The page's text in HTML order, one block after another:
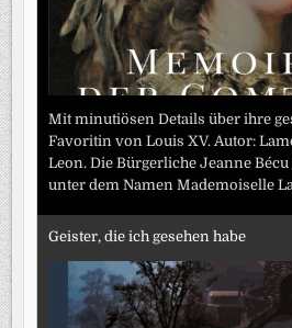
Mit minutiösen Details über ihre
Favoritin von Louis XV. Autor:
Leon. Die Bürgerliche Jeanne Bécu
unter dem Namen Mademoiselle
Geister, die ich gesehen habe